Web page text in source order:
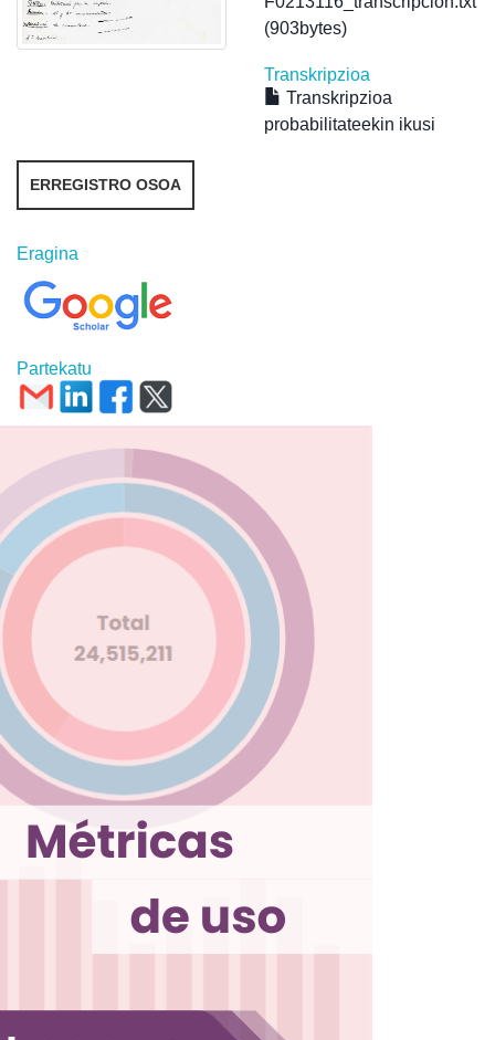
(903bytes)
Transkripzioa
Transkripzioa
probabilitateekin ikusi
ERREGISTRO OSOA
Eragina
Partekatu